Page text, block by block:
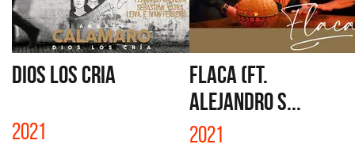
DIOS LOS CRIA
2021
FLACA (FT.
ALEJANDRO S...
2021